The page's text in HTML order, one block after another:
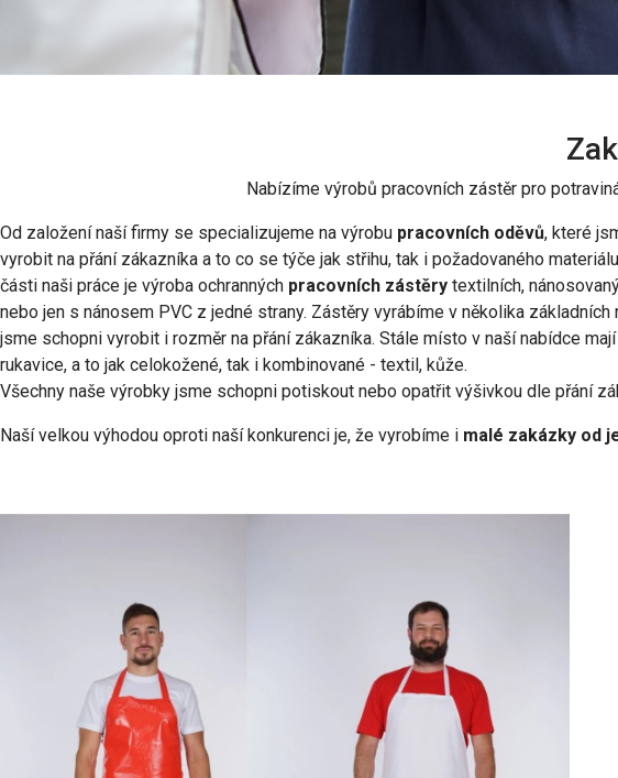
Nabízíme výrobů pracovních zástěr pro
Od založení naší firmy se specializujeme na výrobu pracovních oděvů, které
vyrobit na přání zákazníka a to co se týče jak střihu, tak i požadovaného
části naši práce je výroba ochranných pracovních zástěry textilních,
nebo jen s nánosem PVC z jedné strany. Zástěry vyrábíme v několika základních
jsme schopni vyrobit i rozměr na přání zákazníka. Stále místo v naší nabídce
rukavice, a to jak celokožené, tak i kombinované - textil, kůže.
Všechny naše výrobky jsme schopni potiskout nebo opatřit výšivkou dle přání
Naší velkou výhodou oproti naší konkurenci je, že vyrobíme i malé zakázky od